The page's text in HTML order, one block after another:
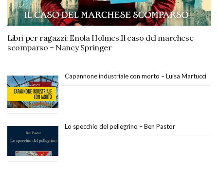
Libri per ragazzi: Enola Holmes.Il caso del marchese
scomparso – Nancy Springer
Capannone industriale con morto – Luisa Martucci
Lo specchio del pellegrino – Ben Pastor